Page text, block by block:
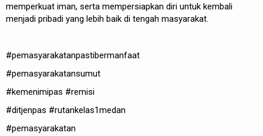
memperkuat iman, serta mempersiapkan diri untuk kembali
menjadi pribadi yang lebih baik di tengah masyarakat.
#pemasyarakatanpastibermanfaat
#pemasyarakatansumut
#kemenimipas #remisi
#ditjenpas #rutankelas1medan
#pemasyarakatan